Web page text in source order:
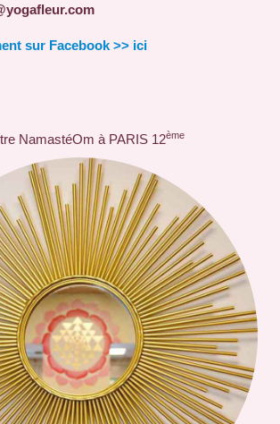
sur Facebook >> ici
NamastéOm à PARIS 12ème